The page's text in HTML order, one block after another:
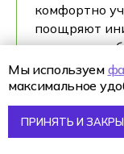
комфортно
поощряют
желание
выполнять
формирует
обучению и
работе в
Мы используем
максимальное
ПРИНЯТЬ И